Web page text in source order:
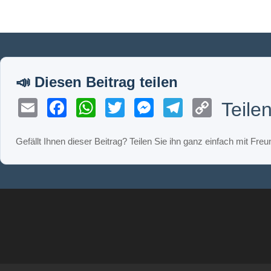
EmailFacebook
WhatsApp
TwitterMessenger
Telegram
Copy